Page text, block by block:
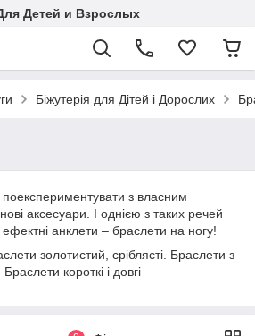
Детей и Взрослых
Біжутерія для Дітей і Дорослих
поекспериментувати з власним
аксесуари. І однією з таких речей
ефектні анклети – браслети на ногу!
золотистий, сріблясті. Браслети з
короткі і довгі